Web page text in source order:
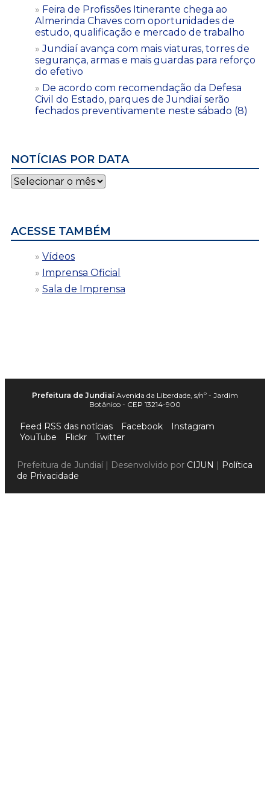
Feira de Profissões Itinerante chega ao
Almerinda Chaves com oportunidades de
estudo, qualificação e mercado de trabalho
Jundiaí avança com mais viaturas, torres de
segurança, armas e mais guardas para reforço
do efetivo
De acordo com recomendação da Defesa
Civil do Estado, parques de Jundiaí serão
fechados preventivamente neste sábado (8)
NOTÍCIAS POR DATA
Notícias
por
ACESSE TAMBÉM
Vídeos
Imprensa Oficial
Sala de Imprensa
Prefeitura de Jundiaí Avenida da Liberdade, s/nº - Jardim
Botânico - CEP 13214-900
Feed RSS das notícias Facebook
Instagram
YouTube
Flickr Twitter
Prefeitura de Jundiaí | Desenvolvido por CIJUN | Política
de Privacidade